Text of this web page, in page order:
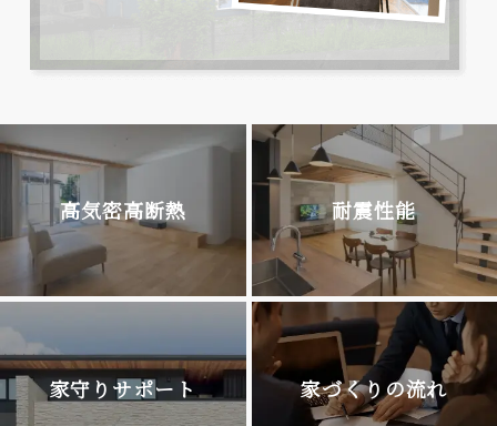
高気密高断熱 耐震性能
家守りサポート 家づくりの流れ